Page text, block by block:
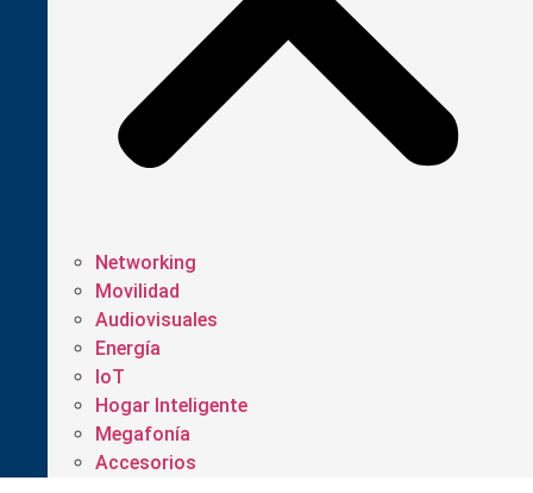
Networking
Movilidad
Audiovisuales
Energía
IoT
Hogar Inteligente
Megafonía
Accesorios